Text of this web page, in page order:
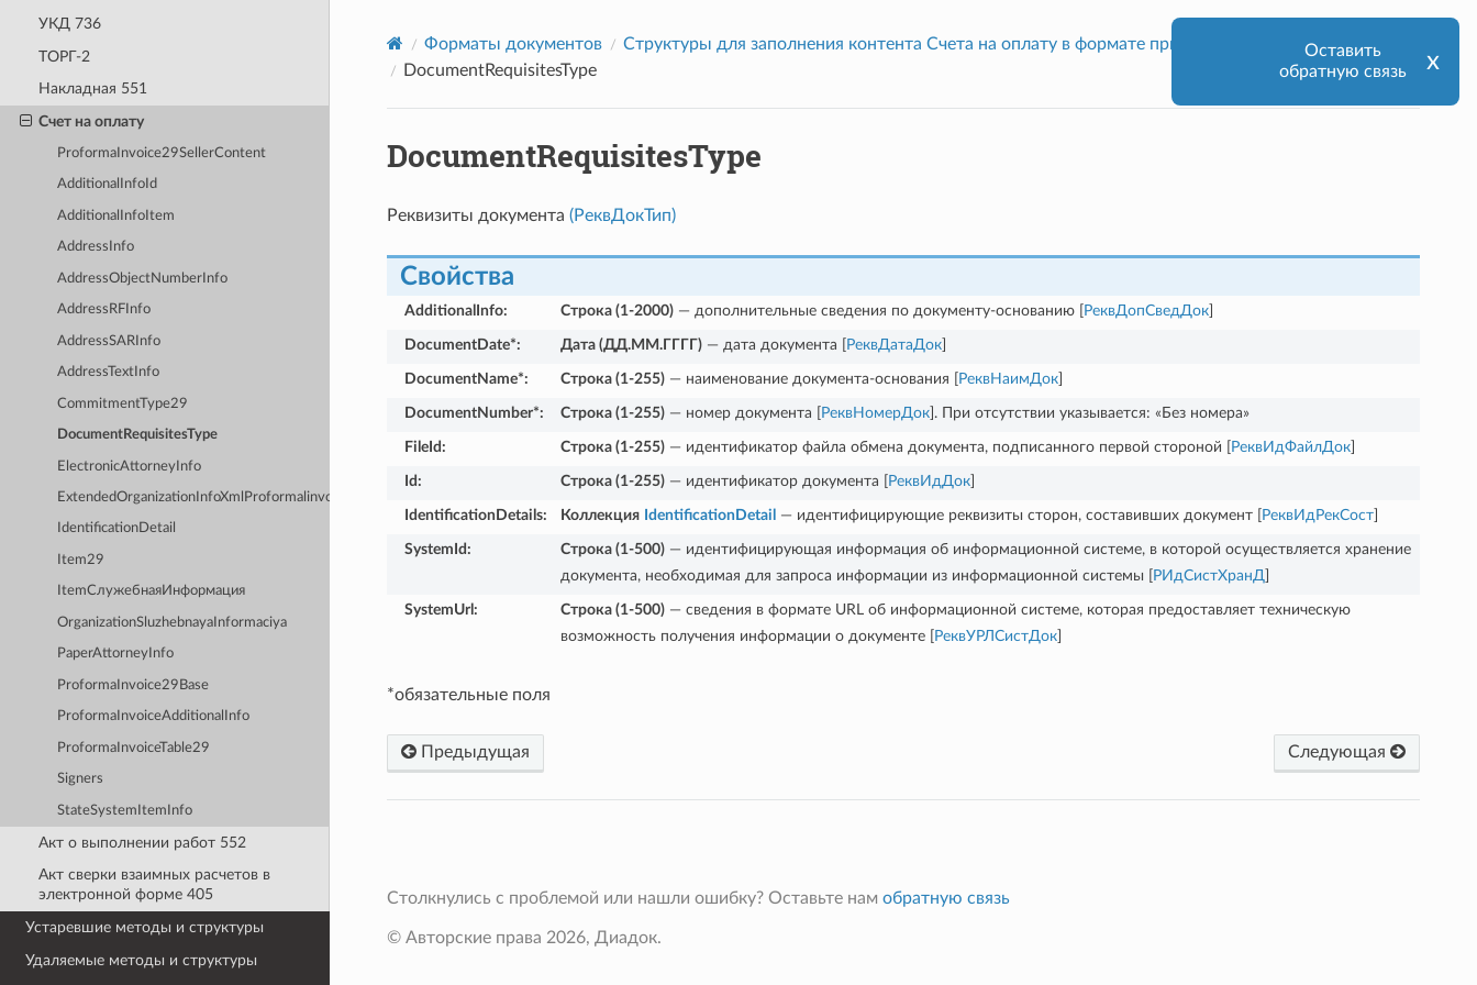
УКД 736
ТОРГ-2
Накладная 551
Счет на оплату
ProformaInvoice29SellerContent
AdditionalInfoId
AdditionalInfoItem
AddressInfo
AddressObjectNumberInfo
AddressRFInfo
AddressSARInfo
AddressTextInfo
CommitmentType29
DocumentRequisitesType
ElectronicAttorneyInfo
ExtendedOrganizationInfoXmlProformalinvoice29
IdentificationDetail
Item29
ItemСлужебнаяИнформация
OrganizationSluzhebnayaInformaciya
PaperAttorneyInfo
ProformaInvoice29Base
ProformaInvoiceAdditionalInfo
ProformaInvoiceTable29
Signers
StateSystemItemInfo
Акт о выполнении работ 552
Акт сверки взаимных расчетов в
электронной форме 405
Устаревшие методы и структуры
Удаляемые методы и структуры
Форматы документов
Структуры для заполнения контента Счета на оплату в формате приказа ЕД-7-26/29@
DocumentRequisitesType
DocumentRequisitesType
Реквизиты документа (РеквДокТип)
Свойства
AdditionalInfo: Строка (1-2000)— дополнительные сведения по документу-основанию [ РеквДопСведДок]
DocumentDate*: Дата (ДД.ММ.ГГГГ)— дата документа [ РеквДатаДок]
DocumentName*: Строка (1-255)— наименование документа-основания [ РеквНаимДок]
DocumentNumber*: Строка (1-255)— номер документа [ РеквНомерДок]. При отсутствии указывается: «Без номера»
FileId: Строка (1-255)— идентификатор файла обмена документа, подписанного первой стороной [ РеквИдФайлДок]
Id : Строка (1-255)— идентификатор документа [ РеквИдДок]
IdentificationDetails: Коллекция IdentificationDetail — идентифицирующие реквизиты сторон, составивших документ [ РеквИдРекСост]
SystemId : Строка (1-500)— идентифицирующая информация об информационной системе, в которой осуществляется хранение
документа, необходимая для запроса информации из информационной системы [
РИдСистХранД
SystemUrl : Строка (1-500)— сведения в формате URL об информационной системе, которая предоставляет техническую
возможность получения информации о документе [
РеквУРЛСистДок]
*обязательные поля
Предыдущая Следующая
Столкнулись с проблемой или нашли ошибку? Оставьте нам обратную связь
© Авторские права 2026, Диадок.
Оставить
обратную связь
х